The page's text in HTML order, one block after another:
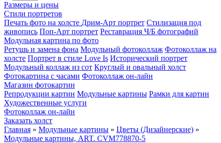
Размеры и цены
Стили портретов
Печать фото на холсте Дрим-Арт портрет Стилизация под
живопись Поп-Арт портрет Реставрация Ч/Б фотографий
Модульная картина по фото
Ретушь и замена фона Модульный фотоколлаж Фотоколлаж на
холсте Портрет в стиле Love Is Исторический портрет
Модульный коллаж из сот Круглый и овальный холст
Фотокартина с часами Фотоколлаж он-лайн
Магазин фотокартин
Репродукции картин Модульные картины Рамки для картин
Художественные услуги
Фотоколлаж он-лайн
Заказать холст
Главная » Модульные картины » Цветы (Дизайнерские) »
Модульные картины, ART. CVM778870-5